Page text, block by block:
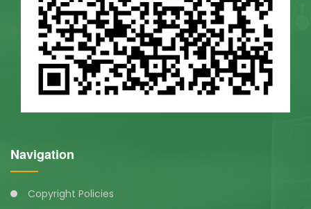
Navigation
Copyright Policies